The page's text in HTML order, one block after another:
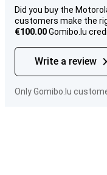
Did you buy the
customers make the
€100.00Gomibo.lu
Write a review
Only Gomibo.lu